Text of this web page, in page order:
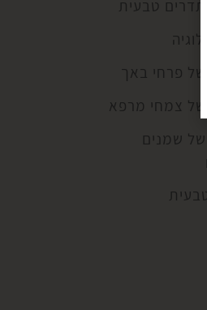
טבעית
של פרחי באך
של צמחי מרפא
שמנים